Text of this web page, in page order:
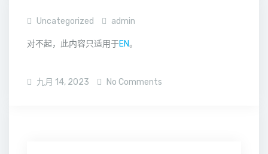
Uncategorized admin
对不起，此内容只适用于EN。
九月 14, 2023 No Comments